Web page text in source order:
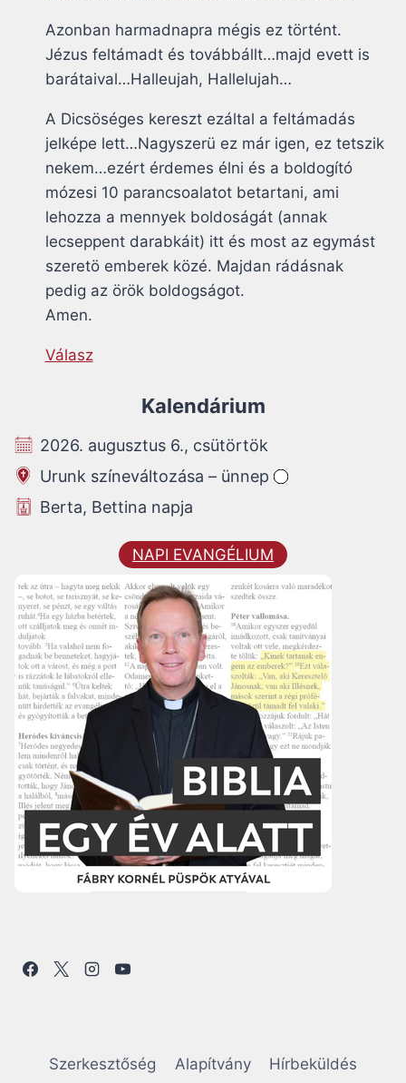
Azonban harmadnapra mégis ez történt.
Jézus feltámadt és továbbállt…majd evett is
barátaival…Halleujah, Hallelujah…
A Dicsöséges kereszt ezáltal a feltámadás
jelképe lett…Nagyszerü ez már igen, ez tetszik
nekem…ezért érdemes élni és a boldogító
mózesi 10 parancsoalatot betartani, ami
lehozza a mennyek boldoságát (annak
lecseppent darabkáit) itt és most az egymást
szeretö emberek közé. Majdan rádásnak
pedig az örök boldogságot.
Amen.
Válasz
Kalendárium
2026. augusztus 6., csütörtök
Urunk színeváltozása – ünnep
Berta, Bettina napja
NAPI EVANGÉLIUM
Szerkesztőség Alapítvány Hírbeküldés